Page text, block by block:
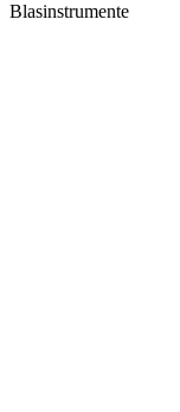
Blasinstrumente